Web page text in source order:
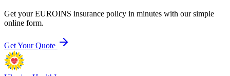
Get your EUROINS insurance policy in minutes with our simple
online form.
Get Your Quote